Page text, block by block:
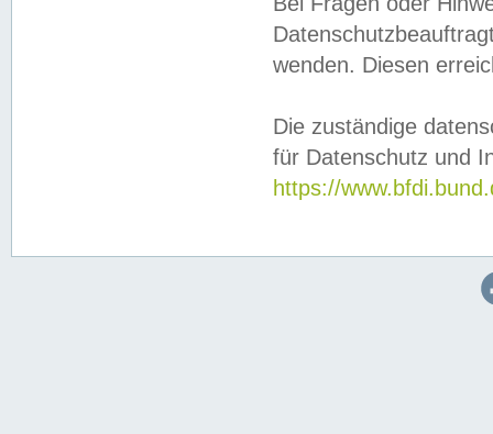
wenden. Diesen
Die zuständige
für Datenschutz und
https://